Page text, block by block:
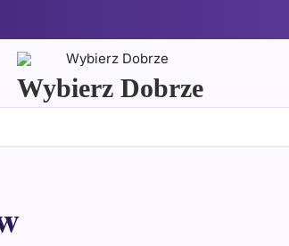
Wybierz Dobrze